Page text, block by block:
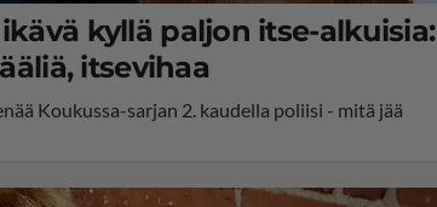
kyllä paljon itse-alkuisia:
itsevihaa
Koukussa-sarjan 2. kaudella poliisi - mitä jää